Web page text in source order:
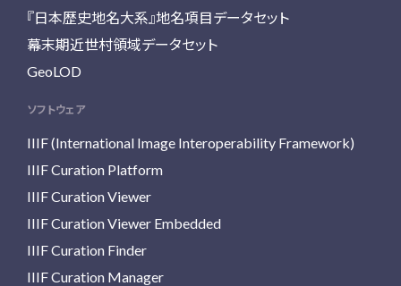
『日本歴史地名大系』地名項目データセット
幕末期近世村領域データセット
GeoLOD
ソフトウェア
IIIF (International Image Interoperability Framework)
IIIF Curation Platform
IIIF Curation Viewer
IIIF Curation Viewer Embedded
IIIF Curation Finder
IIIF Curation Manager